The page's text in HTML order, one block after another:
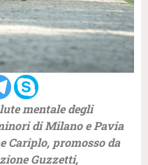
mentale degli
di Milano e Pavia
Cariplo, promosso da
Guzzetti,